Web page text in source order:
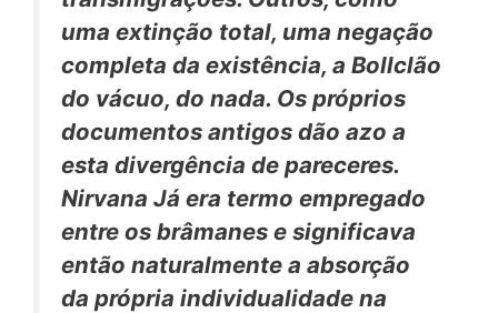
uma extinção total, uma negação
completa da existência, a Bollclão
do vácuo, do nada. Os próprios
documentos antigos dão azo a
esta divergência de pareceres.
Nirvana Já era termo empregado
entre os brâmanes e significava
então naturalmente a absorção
da própria individualidade na